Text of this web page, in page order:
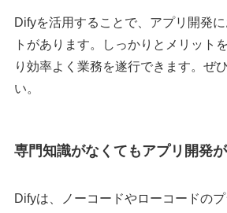
Difyを活用することで、アプリ開発
トがあります。しっかりとメリット
り効率よく業務を遂行できます。ぜ
い。
専門知識がなくてもアプリ開発
Difyは、ノーコードやローコードの